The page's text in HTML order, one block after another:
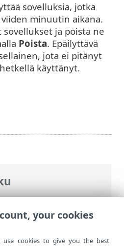
ESET Mobile Security>
käyttäminen >
Detector
sovelluksia, jotka
minuutin aikana.
ja poista ne
Poista. Epäilyttävä
jota ei pitänyt
käyttänyt.
your cookies
use cookies to give you the best